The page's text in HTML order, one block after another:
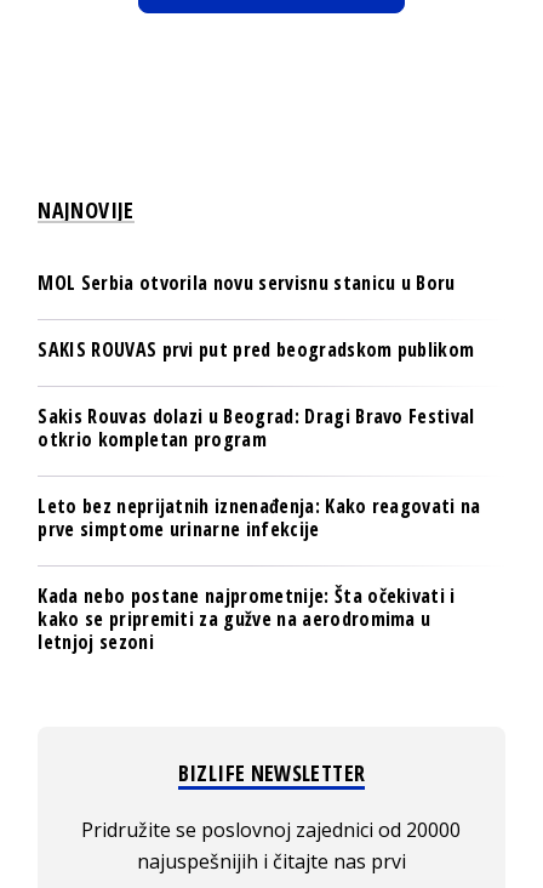
NAJNOVIJE
MOL Serbia otvorila novu servisnu stanicu u Boru
SAKIS ROUVAS prvi put pred beogradskom publikom
Sakis Rouvas dolazi u Beograd: Dragi Bravo Festival
otkrio kompletan program
Leto bez neprijatnih iznenađenja: Kako reagovati na
prve simptome urinarne infekcije
Kada nebo postane najprometnije: Šta očekivati i
kako se pripremiti za gužve na aerodromima u
letnjoj sezoni
BIZLIFE NEWSLETTER
Pridružite se poslovnoj zajednici od 20000
najuspešnijih i čitajte nas prvi